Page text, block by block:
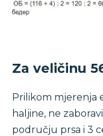
Za veličinu
Prilikom mjerenja
haljine, ne
području prsa i 3